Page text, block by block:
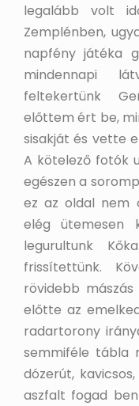
legalább volt
Zemplénben,
napfény játéka
mindennapi
feltekertünk
előttem ért be,
sisakját és vette
A kötelező fotók
egészen a
ez az oldal nem
elég ütemesen
legurultunk
frissítettünk.
rövidebb
előtte az
radartorony
semmiféle tábla
dózerút,
aszfalt fogad